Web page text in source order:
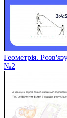
Геометрія.
№2